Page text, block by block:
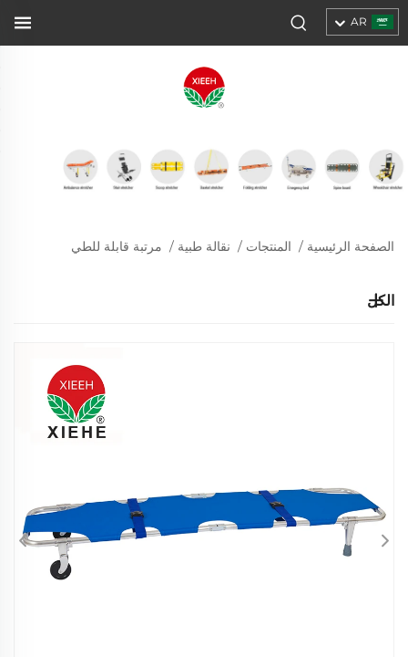
AR
الصفحة الرئيسية / المنتجات / نقالة طبية / مرتبة قابلة للطي
الكل